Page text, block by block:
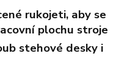
rukojeti, aby se
plochu stroje
stehové desky i